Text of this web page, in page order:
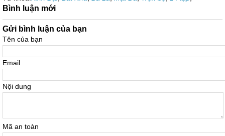
Bình luận mới
Gửi bình luận của bạn
Tên của bạn
Email
Nội dung
Mã an toàn